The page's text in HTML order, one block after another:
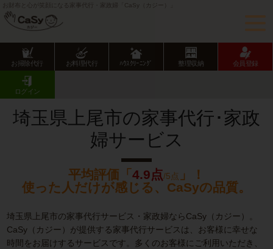
お財布と心が笑顔になる家事代行・家政婦「CaSy（カジー）」
お掃除代行 お料理代行 ﾊｳｽｸﾘｰﾆﾝｸﾞ 整理収納 会員登録
ログイン
CaSy TOP
上尾市の家事代行･家政婦サービス
埼玉県上尾市の家事代行･家政
婦サービス
平均評価「 4.9点/5点
」！
使った人だけが感じる、CaSyの品質。
埼玉県上尾市の家事代行サービス・家政婦ならCaSy（カジー）。
CaSy（カジー）が提供する家事代行サービスは、お客様に幸せな
時間をお届けするサービスです。多くのお客様にご利用いただき、